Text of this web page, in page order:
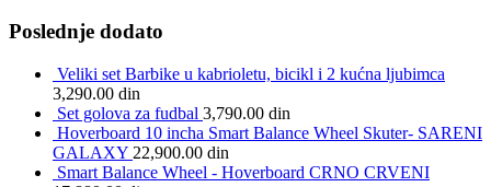
Poslednje dodato
Veliki set Barbike u kabrioletu, bicikl i 2 kućna ljubimca
3,290.00 din
Set golova za fudbal 3,790.00 din
Hoverboard 10 incha Smart Balance Wheel Skuter- SARENI
GALAXY 22,900.00 din
Smart Balance Wheel - Hoverboard CRNO CRVENI